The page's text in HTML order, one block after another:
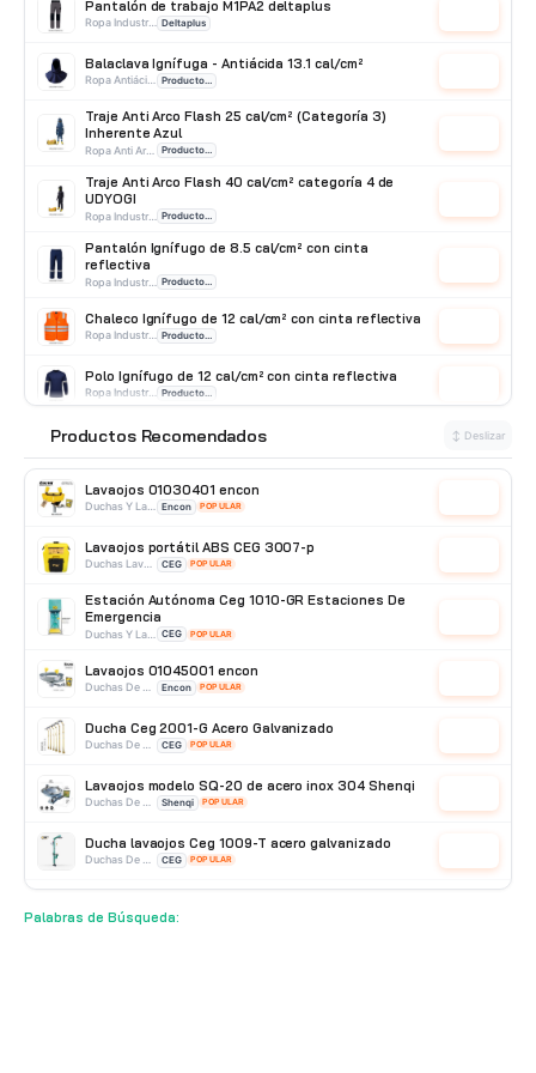
Pantalón de trabajo M1PA2 deltaplus
Ropa Industrial Deltaplus
Balaclava Ignífuga - Antiácida 13.1 cal/cm²
Ropa Antiácido
Traje Anti Arco Flash 25 cal/cm² (Categoría 3)
Inherente Azul
Producto Importado
Traje Anti Arco Flash 40 cal/cm² categoría 4 de
UDYOGI
Producto Importado
Pantalón Ignífugo de 8.5 cal/cm² con cinta
reflectiva
Producto Importado
Chaleco Ignífugo de 12 cal/cm² con cinta reflectiva
Ropa Industrial
Polo Ignífugo de 12 cal/cm² con cinta reflectiva
Ropa Industrial
Mameluco Ignífugo de 34 cal/cm² con Cinta
Reflectiva
Ropa Industrial Producto Importado
Productos Recomendados ↕ Deslizar
Lavaojos 01030401 encon
Duchas Y Lavaojos Encon POPULAR
Lavaojos portátil ABS CEG 3007-p
Duchas Lavaojos Portatiles CEG POPULAR
Estación Autónoma Ceg 1010-GR Estaciones De
Emergencia
CEG POPULAR
Lavaojos 01045001 encon
Duchas De Pared Encon POPULAR
Ducha Ceg 2001-G Acero Galvanizado
Duchas De Acero Galvanizado CEG POPULAR
Lavaojos modelo SQ-20 de acero inox 304 Shenqi
Duchas De Pared Shenqi POPULAR
Ducha lavaojos Ceg 1009-T acero galvanizado
Duchas De Acero Galvanizado CEG POPULAR
1008-AI
Palabras de Búsqueda: